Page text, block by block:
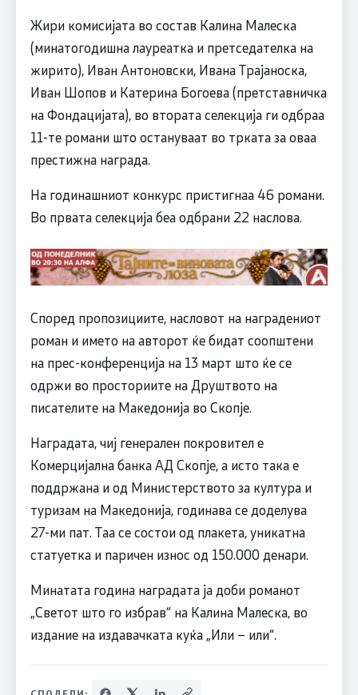
Жири комисијата во состав Калина Малеска
(минатогодишна лауреатка и претседателка на
жирито), Иван Антоновски, Ивана Трајаноска,
Иван Шопов и Катерина Богоева (претставничка
на Фондацијата), во втората селекција ги одбраа
11-те романи што остануваат во трката за оваа
престижна награда.
На годинашниот конкурс пристигнаа 46 романи.
Во првата селекција беа одбрани 22 наслова.
Според пропозициите, насловот на наградениот
роман и името на авторот ќе бидат соопштени
на прес-конференција на 13 март што ќе се
одржи во просториите на Друштвото на
писателите на Македонија во Скопје.
Наградата, чиј генерален покровител е
Комерцијална банка АД Скопје, а исто така е
поддржана и од Министерството за култура и
туризам на Македонија, годинава се доделува
27-ми пат. Таа се состои од плакета, уникатна
статуетка и паричен износ од 150.000 денари.
Минатата година наградата ја доби романот
„Светот што го избрав“ на Калина Малеска, во
издание на издавачката куќа „Или – или“.